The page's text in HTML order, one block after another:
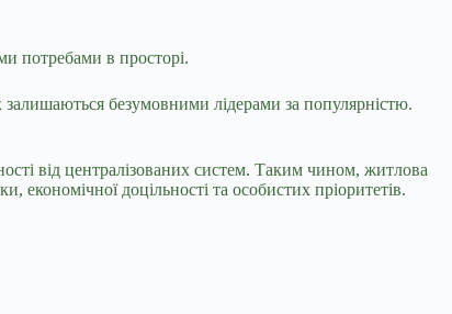
потребами в просторі.
безумовними лідерами за популярністю.
від централізованих систем. Таким чином, житлова
економічної доцільності та особистих пріоритетів.